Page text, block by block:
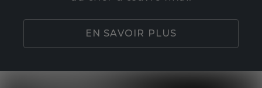
EN SAVOIR PLUS